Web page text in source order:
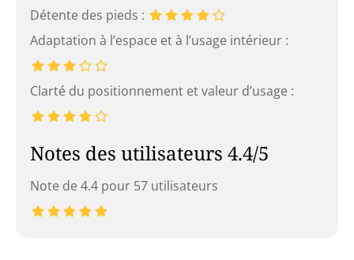
Détente des pieds :
Adaptation à l’espace et à l’usage intérieur :
Clarté du positionnement et valeur d’usage :
Notes des utilisateurs 4.4/5
Note de 4.4 pour 57 utilisateurs